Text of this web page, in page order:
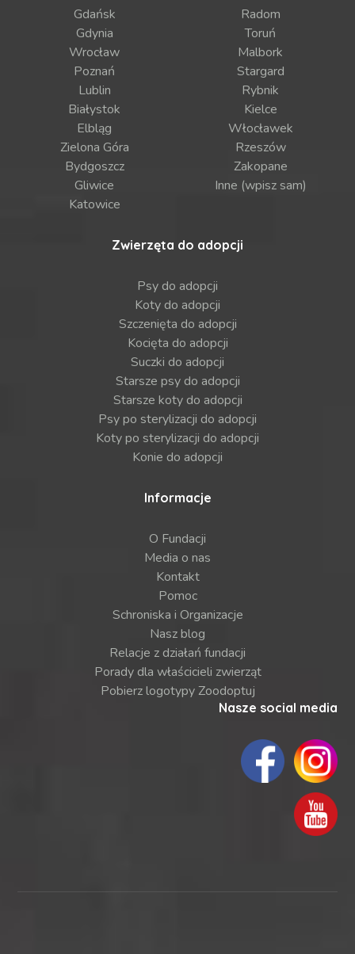
Gdańsk
Gdynia
Wrocław
Poznań
Lublin
Białystok
Elbląg
Zielona Góra
Bydgoszcz
Gliwice
Katowice
Radom
Toruń
Malbork
Stargard
Rybnik
Kielce
Włocławek
Rzeszów
Zakopane
Inne (wpisz sam)
Zwierzęta do adopcji
Psy do adopcji
Koty do adopcji
Szczenięta do adopcji
Kocięta do adopcji
Suczki do adopcji
Starsze psy do adopcji
Starsze koty do adopcji
Psy po sterylizacji do adopcji
Koty po sterylizacji do adopcji
Konie do adopcji
Informacje
O Fundacji
Media o nas
Kontakt
Pomoc
Schroniska i Organizacje
Nasz blog
Relacje z działań fundacji
Porady dla właścicieli zwierząt
Pobierz logotypy Zoodoptuj
Nasze social media